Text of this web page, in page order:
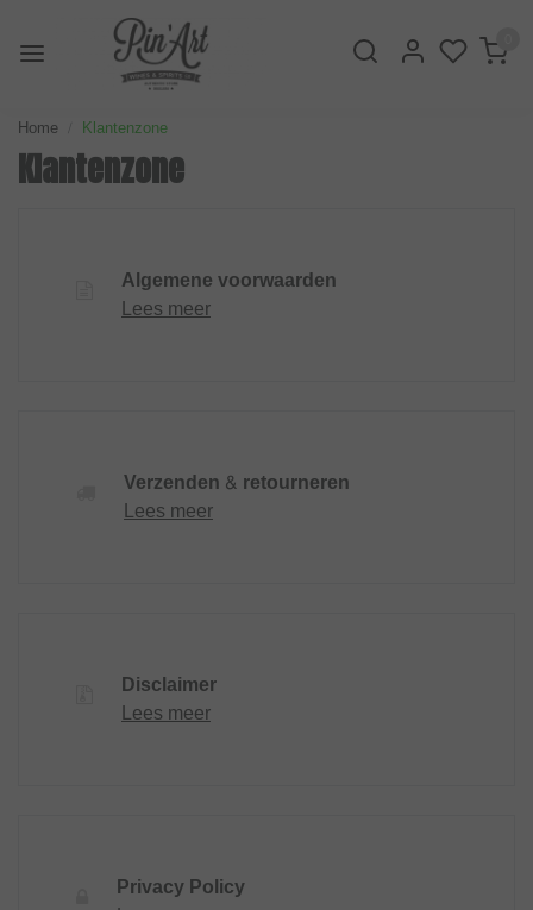
Home Klantenzone
Klantenzone
Algemene voorwaarden
Lees meer
Verzenden & retourneren
Lees meer
Disclaimer
Lees meer
Privacy Policy